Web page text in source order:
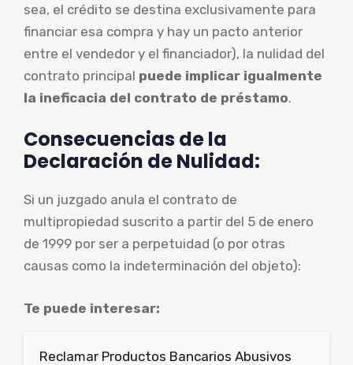
sea, el crédito se destina exclusivamente para
financiar esa compra y hay un pacto anterior
entre el vendedor y el financiador), la nulidad del
contrato principal puede implicar igualmente
la ineficacia del contrato de préstamo.
Consecuencias de la
Declaración de Nulidad:
Si un juzgado anula el contrato de
multipropiedad suscrito a partir del 5 de enero
de 1999 por ser a perpetuidad (o por otras
causas como la indeterminación del objeto):
Te puede interesar:
Reclamar Productos Bancarios Abusivos